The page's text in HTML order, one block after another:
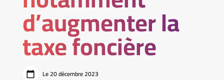
d’augmenter la
taxe foncière
Le 20 décembre 2023